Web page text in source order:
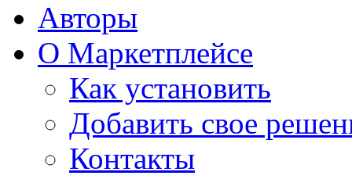
Авторы
О Маркетплейсе
Как установить
Добавить свое
Контакты